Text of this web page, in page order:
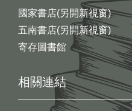
國家書店(另開新視窗)
五南書店(另開新視窗)
寄存圖書館
相關連結